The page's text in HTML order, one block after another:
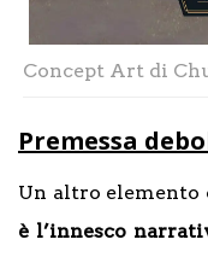
Concept Art di
Premessa
Un altro elemento
è l’innesco